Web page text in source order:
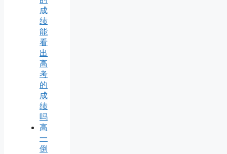
成
绩
能
看
出
高
考
的
成
绩
吗
高
一
倒